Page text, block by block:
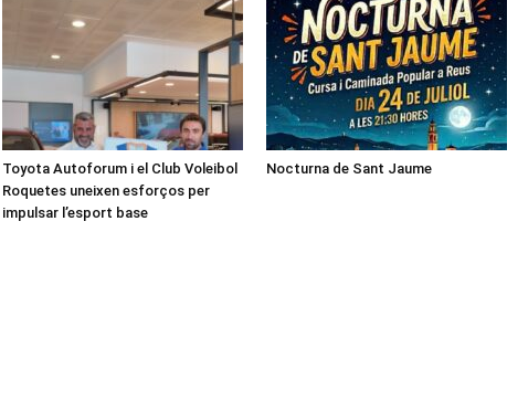
Toyota Autoforum i el Club Voleibol
Roquetes uneixen esforços per
impulsar l’esport base
Nocturna de Sant Jaume